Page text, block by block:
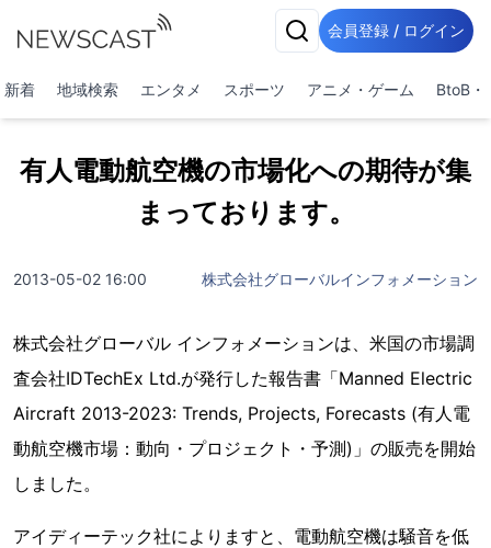
会員登録 / ログイン
新着 地域検索 エンタメ スポーツ アニメ・ゲーム BtoB・
有人電動航空機の市場化への期待が集
まっております。
2013-05-02 16:00 株式会社グローバルインフォメーション
株式会社グローバル インフォメーションは、米国の市場調
査会社IDTechEx Ltd.が発行した報告書「Manned Electric
Aircraft 2013-2023: Trends, Projects, Forecasts (有人電
動航空機市場：動向・プロジェクト・予測)」の販売を開始
しました。
アイディーテック社によりますと、電動航空機は騒音を低